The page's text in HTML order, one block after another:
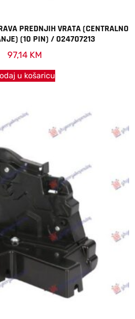
PREDNJIH VRATA (CENTRALNO
(10 PIN) / 024707213
97,14 KM
u košaricu